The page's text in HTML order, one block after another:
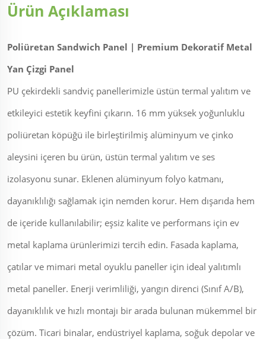
Ürün Açıklaması
Poliüretan Sandwich Panel | Premium Dekoratif Metal
Yan Çizgi Panel
PU çekirdekli sandviç panellerimizle üstün termal yalıtım ve
etkileyici estetik keyfini çıkarın. 16 mm yüksek yoğunluklu
poliüretan köpüğü ile birleştirilmiş alüminyum ve çinko
aleysini içeren bu ürün, üstün termal yalıtım ve ses
izolasyonu sunar. Eklenen alüminyum folyo katmanı,
dayanıklılığı sağlamak için nemden korur. Hem dışarıda hem
de içeride kullanılabilir; eşsiz kalite ve performans için ev
metal kaplama ürünlerimizi tercih edin. Fasada kaplama,
çatılar ve mimari metal oyuklu paneller için ideal yalıtımlı
metal paneller. Enerji verimliliği, yangın direnci (Sınıf A/B),
dayanıklılık ve hızlı montajı bir arada bulunan mükemmel bir
çözüm. Ticari binalar, endüstriyel kaplama, soğuk depolar ve